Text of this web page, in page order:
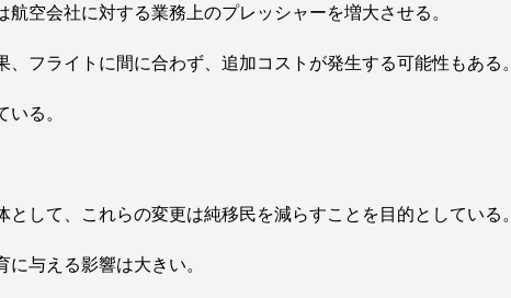
空会社に対する業務上のプレッシャーを増大させる。
フライトに間に合わず、追加コストが発生する可能性もある。
る。
して、これらの変更は純移民を減らすことを目的としている。
与える影響は大きい。